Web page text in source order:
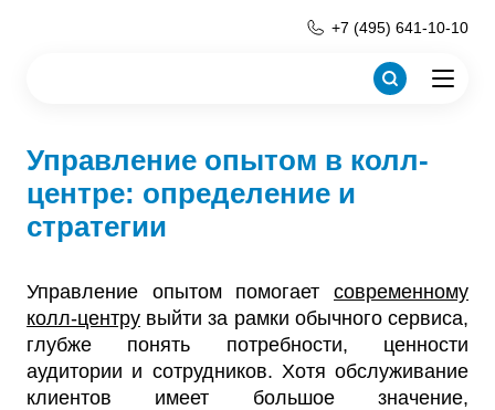
+7 (495) 641-10-10
Управление опытом в колл-
центре: определение и
стратегии
Управление опытом помогает современному
колл-центру выйти за рамки обычного сервиса,
глубже понять потребности, ценности
аудитории и сотрудников. Хотя обслуживание
клиентов имеет большое значение,